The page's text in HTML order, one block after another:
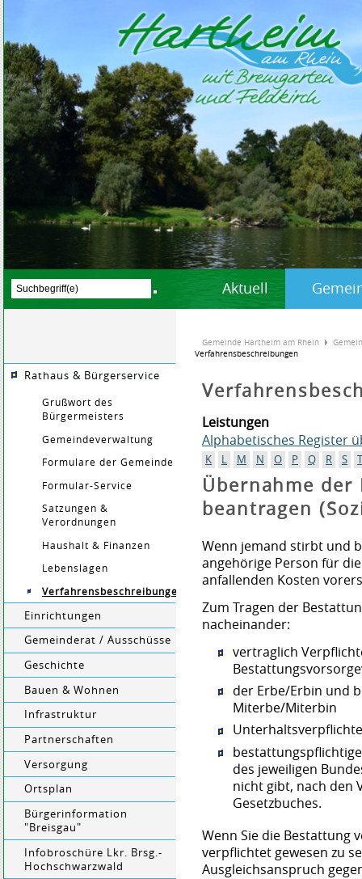
Aktuell
Rathaus & Bürgerservice
Grußwort des
Bürgermeisters
Gemeindeverwaltung
Formulare der Gemeinde
Formular-Service
Satzungen &
Verordnungen
Haushalt & Finanzen
Lebenslagen
Verfahrensbeschreibungen
Einrichtungen
Gemeinderat / Ausschüsse
Geschichte
Bauen & Wohnen
Infrastruktur
Partnerschaften
Versorgung
Ortsplan
Bürgerinformation
"Breisgau"
Infobroschüre Lkr. Brsg.-
Hochschwarzwald
Gemeinde Hartheim am Rhein
Verfahrensbeschreibungen
Leistungen
Alphabetisches Register
K L M N O P Q R S
Übernahme
beantragen
Wenn jemand stirbt und
angehörige Person für
anfallenden Kosten
Zum Tragen der
nacheinander:
vertraglich
der Erbe/Erbin und
Miterbe/Miterbin
des jeweiligen
nicht gibt, nach den
Gesetzbuches.
Wenn Sie die Bestattung
verpflichtet gewesen zu
Ausgleichsanspruch